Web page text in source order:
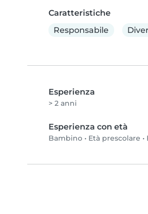
Caratteristiche
Responsabile
Esperienza
> 2 anni
Esperienza con età
Bambino • Età prescolare •